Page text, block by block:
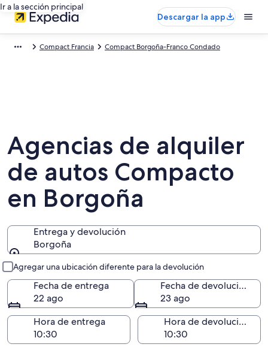
Ir a la sección principal
Descargar la app
Compact Francia Compact Borgoña-Franco Condado
Agencias de alquiler
de autos Compacto
en Borgoña
Entrega y devolución
Borgoña
Agregar una ubicación diferente para la devolución
Fecha de entrega
22 ago
Fecha de devolución
23 ago
Hora de entrega
Hora de devolución